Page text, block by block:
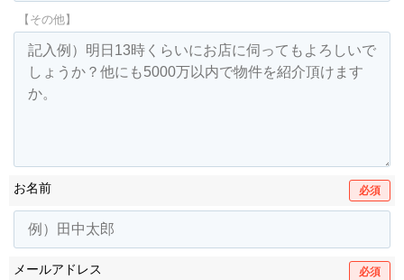
【その他】
お名前 必須
メールアドレス 必須